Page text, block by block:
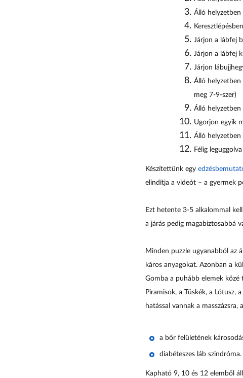
Álló helyzetben
Járjon a lábfej
Járjon a lábfej
Járjon
Álló helyzetben
meg 7-9-szer)
Álló helyzetben
Ugorjon egyik
Álló helyzetben
Félig
Készítettünk egy
elindítja a videót – a gyermek
Ezt hetente 3-5 alkalommal
a járás pedig magabiztosabbá
Minden puzzle ugyanabból az
káros anyagokat. Azonban a
Gomba a puhább elemek közé
Piramisok, a Tüskék, a Lótusz,
hatással vannak a masszázsra,
a bőr felületének
diabéteszes láb szindróma.
Kapható 9, 10 és 12 elemből